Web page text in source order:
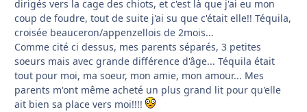
dirigés vers la cage des chiots, et c'est là que j'ai eu mon
coup de foudre, tout de suite j'ai su que c'était elle!! Téquila,
croisée beauceron/appenzellois de 2mois...
Comme cité ci dessus, mes parents séparés, 3 petites
soeurs mais avec grande différence d'âge... Téquila était
tout pour moi, ma soeur, mon amie, mon amour... Mes
parents m'ont même acheté un plus grand lit pour qu'elle
ait bien sa place vers moi!!!!